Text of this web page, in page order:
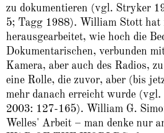
zu dokumentieren (vgl. Stryker
5; Tagg 1988). William Stott hat
herausgearbeitet, wie hoch die
Dokumentarischen, verbunden
Kamera, aber auch des Radios,
eine Rolle, die zuvor, aber (bis
mehr danach erreicht wurde
2003: 127-165). William G.
Welles' Arbeit – man denke nur